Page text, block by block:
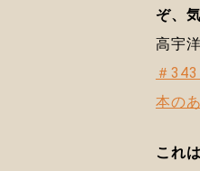
ぞ、
高宇
＃
本の
これ